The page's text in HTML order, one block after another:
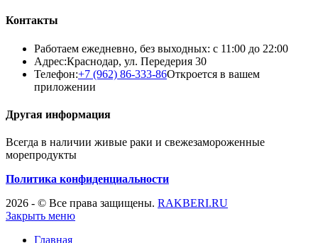
Контакты
Работаем ежедневно, без выходных: с 11:00 до 22:00
Адрес:Краснодар, ул. Передерия 30
Телефон:+7 (962) 86-333-86Откроется в вашем
приложении
Другая информация
Всегда в наличии живые раки и свежезамороженные
морепродукты
Политика конфиденциальности
2026 - © Все права защищены. RAKBERI.RU
Закрыть меню
Главная